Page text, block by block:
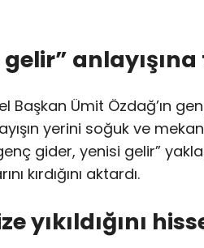
Başkan Ümit Özdağ’ın
yerini soğuk ve
gider, yenisi gelir”
kırdığını aktardı.
yıkıldığını